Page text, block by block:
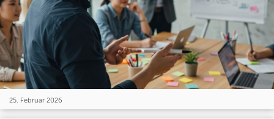
25. Februar 2026